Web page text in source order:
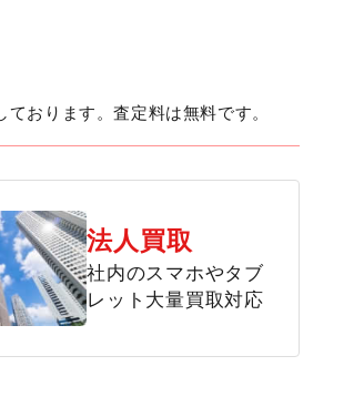
おります。査定料は無料です。
法人買取
社内のスマホやタブ
レット大量買取対応